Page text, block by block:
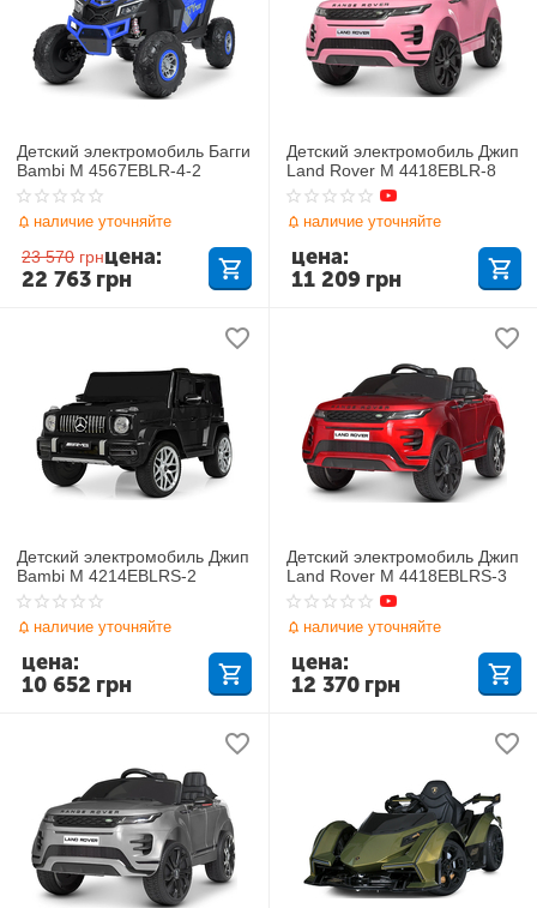
Детский электромобиль Багги
Bambi M 4567EBLR-4-2
наличие уточняйте
23 570 грн
22 763 грн
цена:
Детский электромобиль Джип
Land Rover M 4418EBLR-8
наличие уточняйте
11 209 грн
цена:
Детский электромобиль Джип
Bambi M 4214EBLRS-2
наличие уточняйте
10 652 грн
цена:
Детский электромобиль Джип
Land Rover M 4418EBLRS-3
наличие уточняйте
12 370 грн
цена: